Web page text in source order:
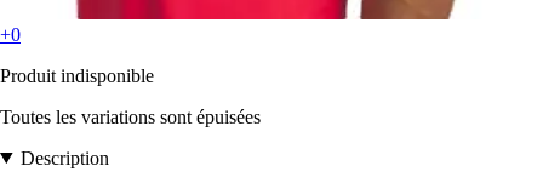
+0
Produit indisponible
Toutes les variations sont épuisées
Description